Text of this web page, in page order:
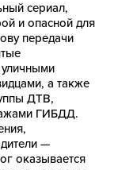
сериал,
и опасной для
передачи
а также
ДТВ,
ГИБДД.
—
оказывается